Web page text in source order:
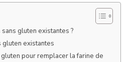
gluten existantes ?
gluten existantes
pour remplacer la farine de